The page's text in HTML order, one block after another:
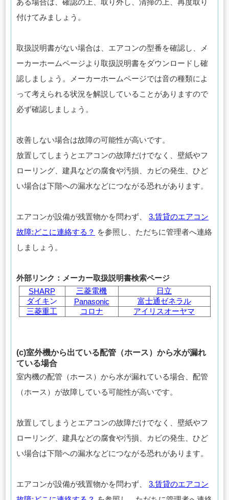
ある場合は、確認の上、取り外し、清掃の上、再度取り
付けてみましょう。
取扱説明書がない場合は、エアコンの型番を確認し、メ
ーカーホームページより取扱説明書をダウンロードし確
認しましょう。メーカーホームページでは音の種類によ
って考えられる状況を解説していることがありますので
必ず確認しましょう。
改善しない場合は故障の可能性が高いです。
放置してしまうとエアコンの故障だけでなく、壁紙やフ
ローリング、建具などの腐食や汚損、カビの発生、ひど
い場合は下階への漏水などにつながる恐れがあります。
エアコンが設備が残置物かを問わず、3.賃貸のエアコン
故障:どこに連絡する？ を参照し、ただちに管理者へ連絡
しましょう。
外部リンク：メーカー取扱説明書検索ページ
SHARP
三菱電機
日立
ダイキン Panasonic
富士通ゼネラル
三菱重工
コロナ アイリスオーヤマ
(c)室外機から出ている配管（ホース）から水が漏れ
ている場合
室内機の配管（ホース）から水が漏れている場合、配管
（ホース）が故障している可能性が高いです。
放置してしまうとエアコンの故障だけでなく、壁紙やフ
ローリング、建具などの腐食や汚損、カビの発生、ひど
い場合は下階への漏水などにつながる恐れがあります。
エアコンが設備が残置物かを問わず、3.賃貸のエアコン